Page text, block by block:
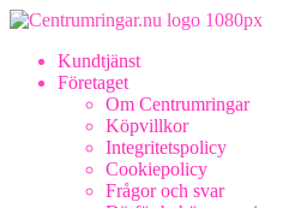
Hoppa
navigering
Hoppa
innehållKundtjänst
Företaget
Om Centrumringar
Köpvillkor
Integritetspolicy
Cookiepolicy
Frågor och svar